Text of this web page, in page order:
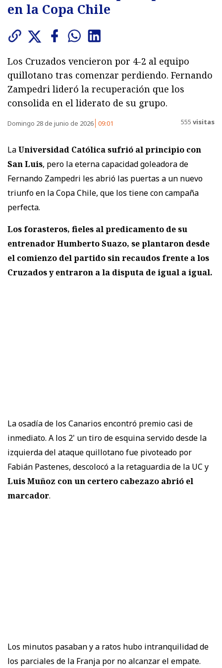
en la Copa Chile
Los Cruzados vencieron por 4-2 al equipo
quillotano tras comenzar perdiendo. Fernando
Zampedri lideró la recuperación que los
consolida en el liderato de su grupo.
Domingo 28 de junio de 2026 09:01 555 visitas
LaUniversidad Católica sufrió al principio con
San Luis, pero la eterna capacidad goleadora de
Fernando Zampedri les abrió las puertas a un nuevo
triunfo en la Copa Chile, que los tiene con campaña
perfecta.
Los forasteros, fieles al predicamento de su
entrenador Humberto Suazo, se plantaron desde
el comienzo del partido sin recaudos frente a los
Cruzados y entraron a la disputa de igual a igual.
La osadía de los Canarios encontró premio casi de
inmediato. A los 2' un tiro de esquina servido desde la
izquierda del ataque quillotano fue pivoteado por
Fabián Pastenes, descolocó a la retaguardia de la UC y
Luis Muñoz con un certero cabezazo abrió el
marcador.
Los minutos pasaban y a ratos hubo intranquilidad de
los parciales de la Franja por no alcanzar el empate.